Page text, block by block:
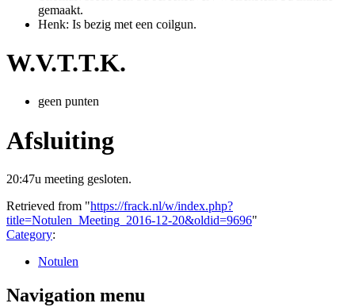
gemaakt.
Henk: Is bezig met een coilgun.
W.V.T.T.K.
geen punten
Afsluiting
20:47u meeting gesloten.
Retrieved from "https://frack.nl/w/index.php?
title=Notulen_Meeting_2016-12-20&oldid=9696"
Category:
Notulen
Navigation menu